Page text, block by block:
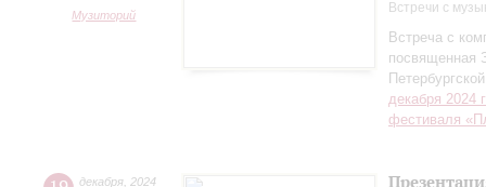
Музиторий Встречи с
Встреча с
посвященная
декабря 2024
фестиваля
декабря 2024